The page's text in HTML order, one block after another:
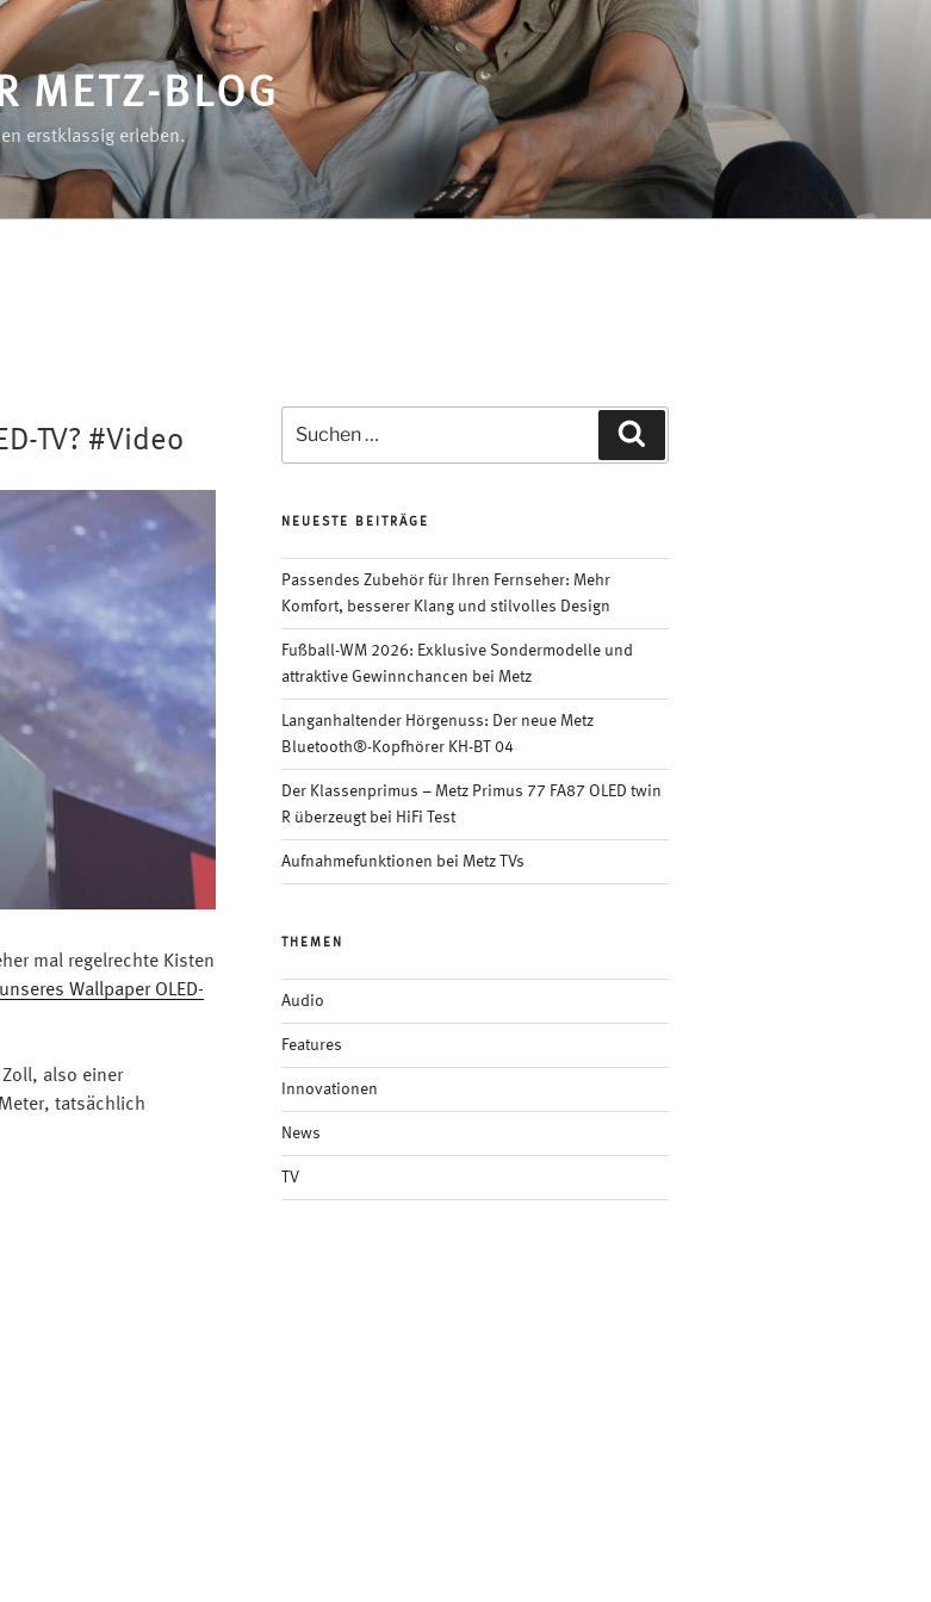
METZ-BLOG
erstklassig erleben.
TV? #Video
mal regelrechte Kisten
unseres Wallpaper OLED-
also einer
tatsächlich
nach:
NEUESTE BEITRÄGE
Passendes Zubehör für Ihren Fernseher: Mehr
Komfort, besserer Klang und stilvolles Design
Fußball-WM 2026: Exklusive Sondermodelle und
attraktive Gewinnchancen bei Metz
Langanhaltender Hörgenuss: Der neue Metz
Bluetooth®-Kopfhörer KH-BT 04
Der Klassenprimus – Metz Primus 77 FA87 OLED twin
R überzeugt bei HiFi Test
Aufnahmefunktionen bei Metz TVs
THEMEN
Audio
Features
Innovationen
News
TV